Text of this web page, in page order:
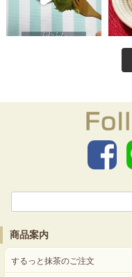
商品案内
するっと抹茶のご注文